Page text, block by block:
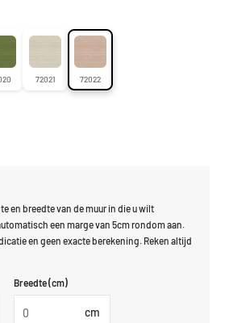
en breedte van de muur in die u wilt
een marge van 5cm rondom aan.
en geen exacte berekening. Reken altijd
Breedte (cm)
cm
72021 72022